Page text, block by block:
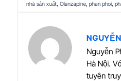
nhà sản xuất, Olanzapine, phan phoi,
Nguyễn
Hà Nội.
tuyên